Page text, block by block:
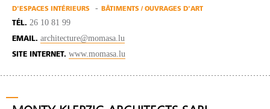
D'ESPACES INTÉRIEURS BÂTIMENTS / OUVRAGES D'ART
TÉL. 26 10 81 99
EMAIL. architecture@momasa.lu
SITE INTERNET. www.momasa.lu